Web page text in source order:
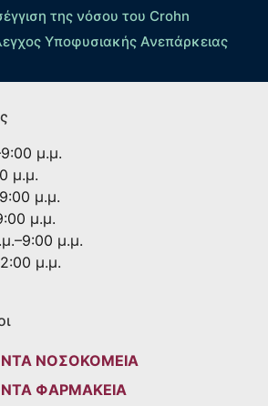
της νόσου του Crohn
Υποφυσιακής Ανεπάρκειας
μ.μ.
μ.μ.
μ.μ.
μ.μ.
μ.μ.
μ.μ.
ΝΟΣΟΚΟΜΕΙΑ
ΦΑΡΜΑΚΕΙΑ